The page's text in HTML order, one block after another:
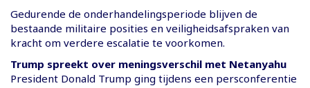
Gedurende de onderhandelingsperiode blijven de
bestaande militaire posities en veiligheidsafspraken van
kracht om verdere escalatie te voorkomen.
Trump spreekt over meningsverschil met Netanyahu
President Donald Trump ging tijdens een persconferentie